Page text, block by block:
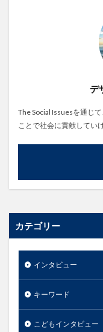
デ
The Social Issuesを通じ
ことで社会に貢献してい
カテゴリー
インタビュー
キーワード
こどもインタビュー